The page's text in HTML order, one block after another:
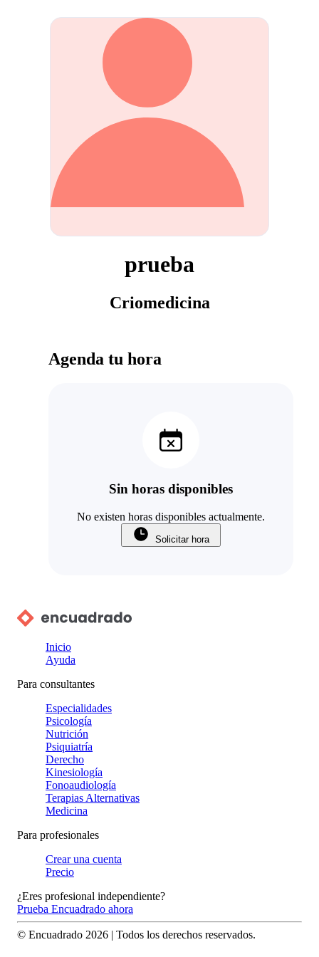
prueba
Criomedicina
Agenda tu hora
Sin horas disponibles
No existen horas disponibles actualmente.
Solicitar hora
Inicio
Ayuda
Para consultantes
Especialidades
Psicología
Nutrición
Psiquiatría
Derecho
Kinesiología
Fonoaudiología
Terapias Alternativas
Medicina
Para profesionales
Crear una cuenta
Precio
¿Eres profesional independiente?
Prueba Encuadrado ahora
© Encuadrado 2026 | Todos los derechos reservados.